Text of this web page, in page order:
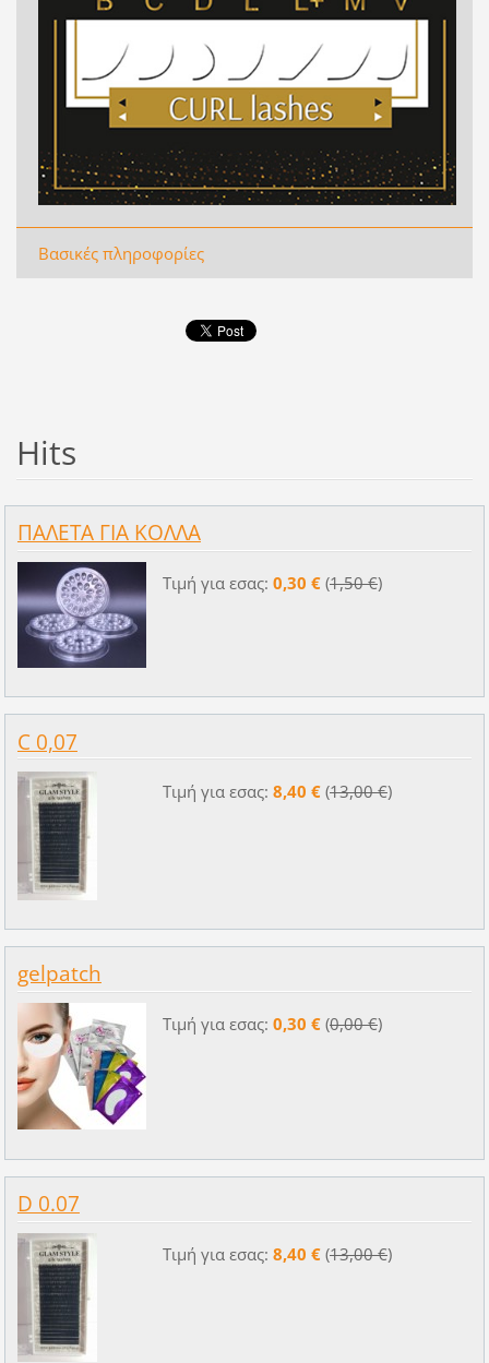
Βασικές πληροφορίες
Hits
ΠΑΛΕΤΑ ΓΙΑ ΚΟΛΛΑ
Τιμή για εσας: 0,30 €(1,50 €)
C 0,07
Τιμή για εσας: 8,40 €(13,00 €)
gelpatch
Τιμή για εσας: 0,30 €(0,00 €)
D 0.07
Τιμή για εσας: 8,40 €(13,00 €)